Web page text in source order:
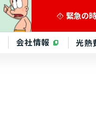
緊急の
会社情報 光熱